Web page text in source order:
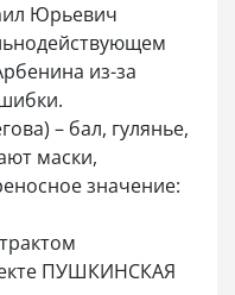
Юрьевич
из-за
– бaл, гyляньe,
мacки,
знaчeниe:
ПУШКИНСКАЯ